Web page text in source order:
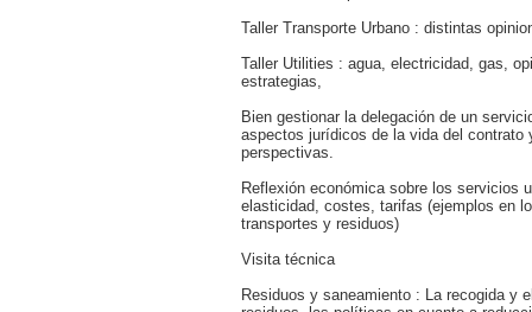
Taller Transporte Urbano : distintas
Taller Utilities : agua, electricidad, gas,
estrategias,
Bien gestionar la delegación de un
aspectos jurídicos de la vida del contrato
perspectivas.
Reflexión económica sobre los servicios
elasticidad, costes, tarifas (ejemplos en
transportes y residuos)
Visita técnica
Residuos y saneamiento : La recogida y